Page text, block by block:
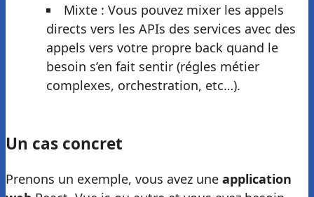
Mixte : Vous pouvez mixer les appels
directs vers les APIs des services avec des
appels vers votre propre back quand le
besoin s’en fait sentir (régles métier
complexes, orchestration, etc…).
Un cas concret
Prenons un exemple, vous avez une application